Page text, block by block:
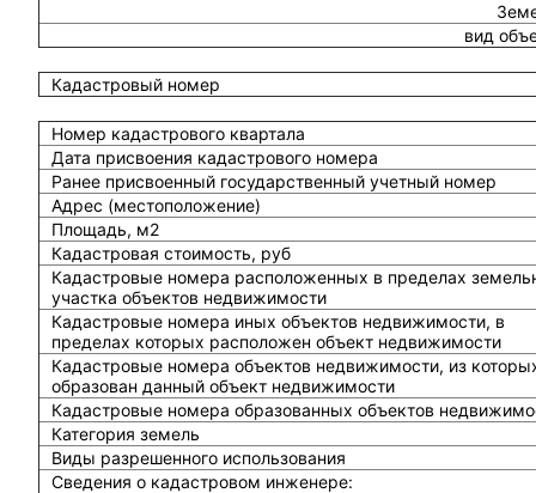
вид
Кадастровый номер
Номер кадастрового квартала
Дата присвоения кадастрового номера
Ранее присвоенный государственный учетный номер
Адрес (местоположение)
Площадь, м2
Кадастровая стоимость, руб
Кадастровые номера расположенных в пределах
участка объектов недвижимости
Кадастровые номера иных объектов недвижимости, в
пределах которых расположен объект недвижимости
Кадастровые номера объектов недвижимости, из
образован данный объект недвижимости
Кадастровые номера образованных объектов
Категория земель
Виды разрешенного использования
Сведения о кадастровом инженере: